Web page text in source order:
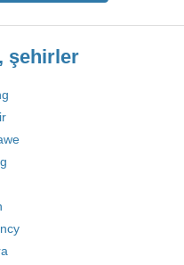
şehirler